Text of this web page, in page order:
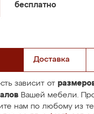
бесплатно
Доставка
зависит от
Вашей мебели.
нам по любому из